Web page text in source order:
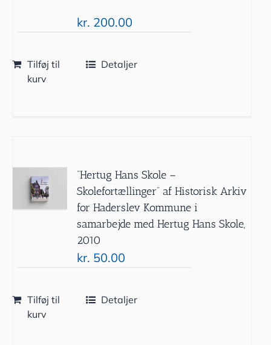
kr. 200.00
Tilføj til
kurv
Detaljer
”Hertug Hans Skole –
Skolefortællinger” af Historisk Arkiv
for Haderslev Kommune i
samarbejde med Hertug Hans Skole,
2010
kr. 50.00
Tilføj til
kurv
Detaljer